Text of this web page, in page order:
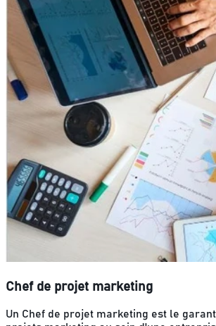
Chef de projet marketing
Un Chef de projet marketing est le